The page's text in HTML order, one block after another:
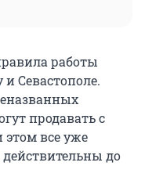
работы
Севастополе.
продавать с
все уже
до